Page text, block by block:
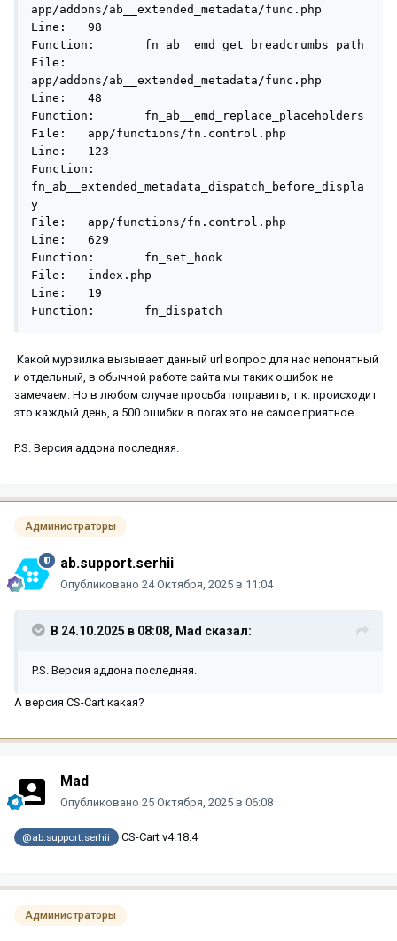
app/addons/ab__extended_metadata/func.php
Line:	98
Function:	fn_ab__emd_get_breadcrumbs_path
File:
app/addons/ab__extended_metadata/func.php
Line:	48
Function:	fn_ab__emd_replace_placeholders
File:	app/functions/fn.control.php
Line:	123
Function:
fn_ab__extended_metadata_dispatch_before_displa
y
File:	app/functions/fn.control.php
Line:	629
Function:	fn_set_hook
File:	index.php
Line:	19
Function:	fn_dispatch
Какой мурзилка вызывает данный url вопрос для нас непонятный
и отдельный, в обычной работе сайта мы таких ошибок не
замечаем. Но в любом случае просьба поправить, т.к. происходит
это каждый день, а 500 ошибки в логах это не самое приятное.
P.S. Версия аддона последняя.
Администраторы
ab.support.serhii
Опубликовано 24 Октября, 2025 в 11:04
В 24.10.2025 в 08:08, Mad сказал:
P.S. Версия аддона последняя.
А версия CS-Cart какая?
Mad
Опубликовано 25 Октября, 2025 в 06:08
@ab.support.serhii CS-Cart v4.18.4
Администраторы